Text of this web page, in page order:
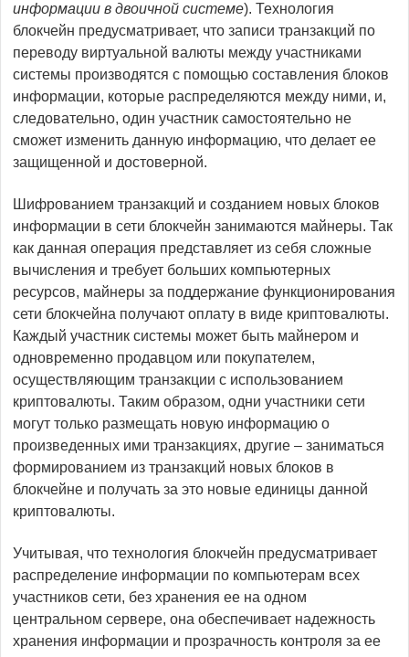
информации в двоичной системе). Технология
блокчейн предусматривает, что записи транзакций по
переводу виртуальной валюты между участниками
системы производятся с помощью составления блоков
информации, которые распределяются между ними, и,
следовательно, один участник самостоятельно не
сможет изменить данную информацию, что делает ее
защищенной и достоверной.
Шифрованием транзакций и созданием новых блоков
информации в сети блокчейн занимаются майнеры. Так
как данная операция представляет из себя сложные
вычисления и требует больших компьютерных
ресурсов, майнеры за поддержание функционирования
сети блокчейна получают оплату в виде криптовалюты.
Каждый участник системы может быть майнером и
одновременно продавцом или покупателем,
осуществляющим транзакции с использованием
криптовалюты. Таким образом, одни участники сети
могут только размещать новую информацию о
произведенных ими транзакциях, другие – заниматься
формированием из транзакций новых блоков в
блокчейне и получать за это новые единицы данной
криптовалюты.
Учитывая, что технология блокчейн предусматривает
распределение информации по компьютерам всех
участников сети, без хранения ее на одном
центральном сервере, она обеспечивает надежность
хранения информации и прозрачность контроля за ее